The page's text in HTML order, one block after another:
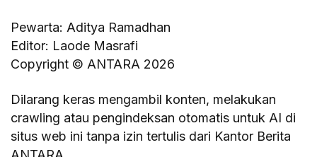
Pewarta: Aditya Ramadhan
Editor: Laode Masrafi
Copyright © ANTARA 2026
Dilarang keras mengambil konten, melakukan
crawling atau pengindeksan otomatis untuk AI di
situs web ini tanpa izin tertulis dari Kantor Berita